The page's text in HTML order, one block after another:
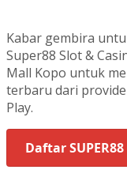
Kabar gembira
Super88 Slot &
Mall Kopo untuk
terbaru dari
Play.
Daftar SUPER88